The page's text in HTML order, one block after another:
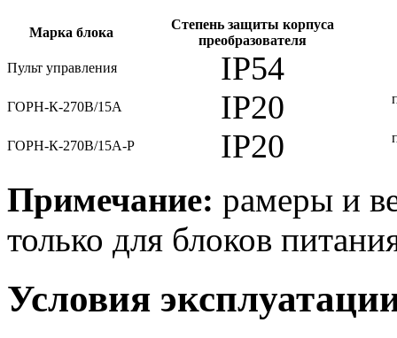
Марка блока
Степень защиты корпуса
преобразователя
Пульт управления
IP54
ГОРН-К-270В/15А IP20
ГОРН-К-270В/15А-Р IP20
Примечание: рамеры и
только для блоков
Условия